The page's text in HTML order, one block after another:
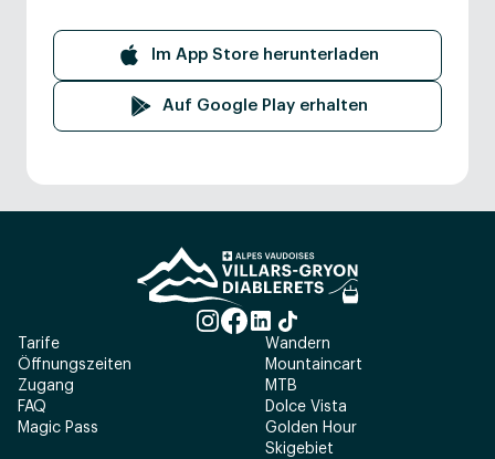
Im App Store herunterladen
Auf Google Play erhalten
Tarife
Öffnungszeiten
Zugang
FAQ
Magic Pass
Wandern
Mountaincart
MTB
Dolce Vista
Golden Hour
Skigebiet